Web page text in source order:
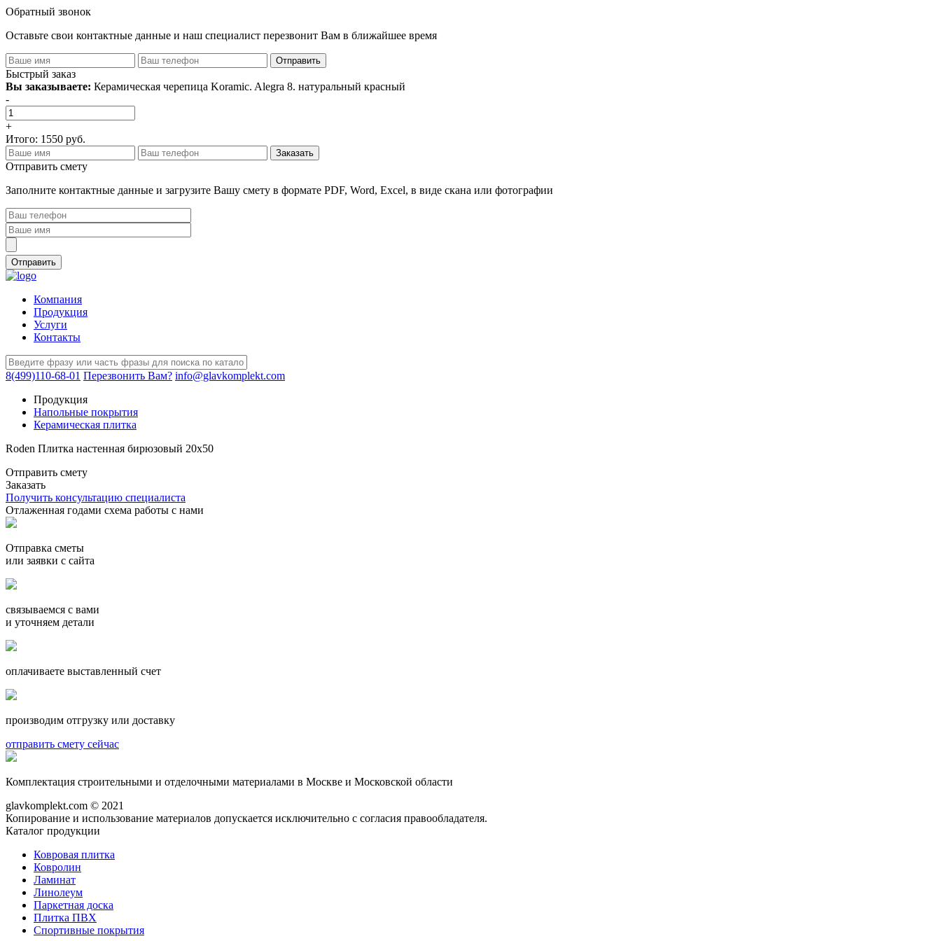
Обратный звонок
Оставьте свои контактные данные и наш специалист перезвонит Вам в ближайшее время
Быстрый заказ
Вы заказываете: Керамическая черепица Koramic. Alegra 8. натуральный красный
-
+
Итого: 1550 руб.
Отправить смету
Заполните контактные данные и загрузите Вашу смету в формате PDF, Word, Excel, в виде скана или фотографии
Компания
Продукция
Услуги
Контакты
8(499)110-68-01 Перезвонить Вам? info@glavkomplekt.com
Продукция
Напольные покрытия
Керамическая плитка
Roden Плитка настенная бирюзовый 20х50
Отправить смету
Заказать
Получить консультацию специалиста
Отлаженная годами схема работы с нами
Отправка сметы
или заявки с сайта
связываемся с вами
и уточняем детали
оплачиваете выставленный счет
производим отгрузку или доставку
отправить смету сейчас
Комплектация строительными и отделочными материалами в Москве и Московской области
glavkomplekt.com © 2021
Копирование и использование материалов допускается исключительно с согласия правообладателя.
Каталог продукции
Ковровая плитка
Ковролин
Ламинат
Линолеум
Паркетная доска
Плитка ПВХ
Спортивные покрытия